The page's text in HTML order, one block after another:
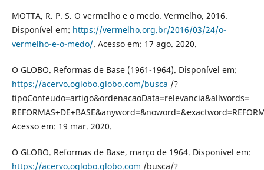
MOTTA, R. P. S. O vermelho e o medo. Vermelho, 2016.
Disponível em: https://vermelho.org.br/2016/03/24/o-
vermelho-e-o-medo/. Acesso em: 17 ago. 2020.
O GLOBO. Reformas de Base (1961-1964). Disponível em:
https://acervo.oglobo.globo.com/busca /?
tipoConteudo=artigo&ordenacaoData=relevancia&allwords=
Acesso em: 19 mar. 2020.
O GLOBO. Reformas de Base, março de 1964. Disponível em:
https://acervo.oglobo.globo.com /busca/?